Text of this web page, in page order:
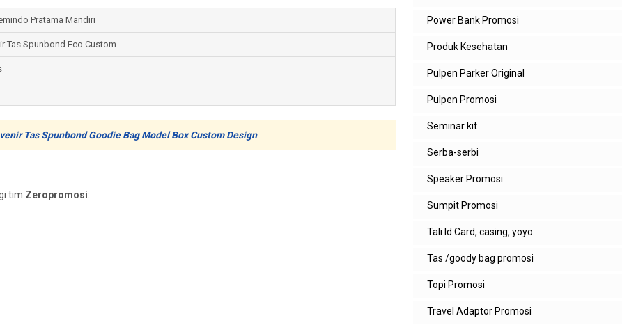
Pratama Mandiri
Tas Spunbond Eco Custom
Tas Spunbond Goodie Bag Model Box Custom Design
tim Zeropromosi:
Power Bank Promosi
Produk Kesehatan
Pulpen Parker Original
Pulpen Promosi
Seminar kit
Serba-serbi
Speaker Promosi
Sumpit Promosi
Tali Id Card, casing, yoyo
Tas /goody bag promosi
Topi Promosi
Travel Adaptor Promosi